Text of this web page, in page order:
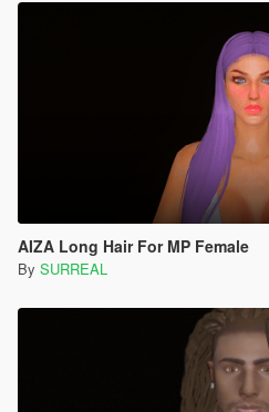
AIZA Long Hair For MP Female
By SURREAL